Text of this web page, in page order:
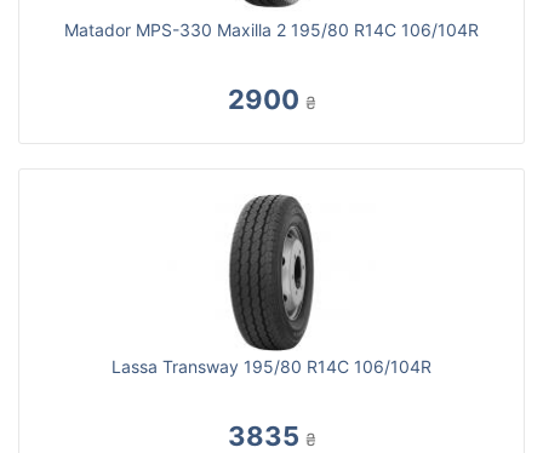
Matador MPS-330 Maxilla 2 195/80 R14C 106/104R
2900 ₴
Lassa Transway 195/80 R14C 106/104R
3835 ₴